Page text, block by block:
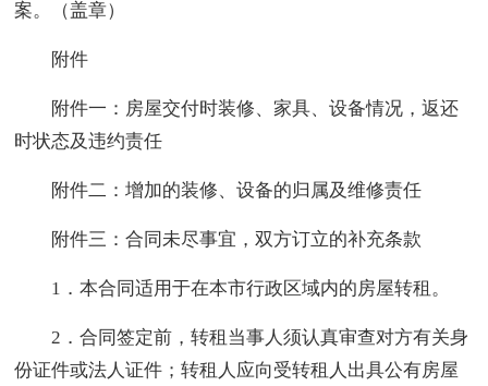
案。（盖章）
附件
附件一：房屋交付时装修、家具、设备情况，返还
时状态及违约责任
附件二：增加的装修、设备的归属及维修责任
附件三：合同未尽事宜，双方订立的补充条款
1．本合同适用于在本市行政区域内的房屋转租。
2．合同签定前，转租当事人须认真审查对方有关身
份证件或法人证件；转租人应向受转租人出具公有房屋